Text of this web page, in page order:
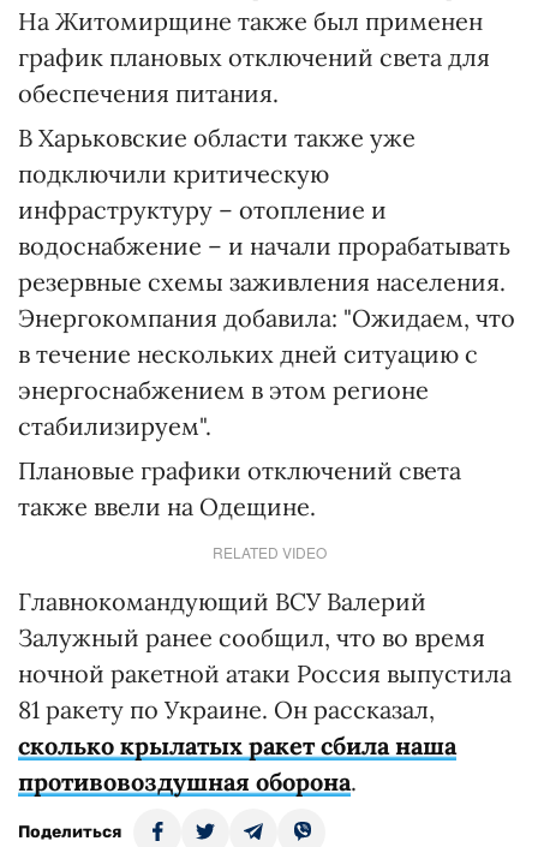
На Житомирщине также был применен
график плановых отключений света для
обеспечения питания.
В Харьковские области также уже
подключили критическую
инфраструктуру – отопление и
водоснабжение – и начали прорабатывать
резервные схемы заживления населения.
Энергокомпания добавила: "Ожидаем, что
в течение нескольких дней ситуацию с
энергоснабжением в этом регионе
стабилизируем".
Плановые графики отключений света
также ввели на Одещине.
RELATED VIDEO
Главнокомандующий ВСУ Валерий
Залужный ранее сообщил, что во время
ночной ракетной атаки Россия выпустила
81 ракету по Украине. Он рассказал,
сколько крылатых ракет сбила наша
противовоздушная оборона.
Поделиться